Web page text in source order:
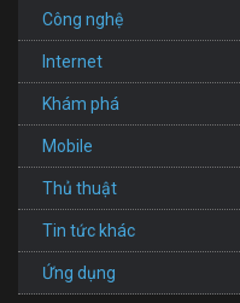
Công nghệ
Internet
Khám phá
Mobile
Thủ thuật
Tin tức khác
Ứng dụng